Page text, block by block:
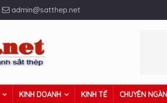
admin@satthep.net
KINH DOANH KINH TẾ CHUYÊN